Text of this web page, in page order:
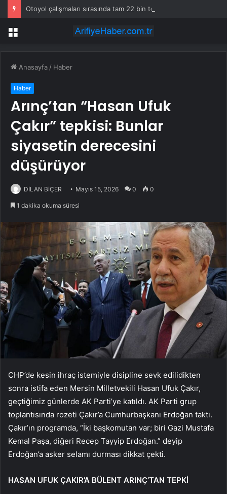
Otoyol çalışmaları sırasında tam 22 bin torba altın çıkarıldı
Menü
Anasayfa / Haber
Haber
Arınç’tan “Hasan Ufuk
Çakır” tepkisi: Bunlar
siyasetin derecesini
düşürüyor
DİLAN BİÇER Mayıs 15, 2026 0 0
1 dakika okuma süresi
CHP’de kesin ihraç istemiyle disipline sevk edilidikten
sonra istifa eden Mersin Milletvekili Hasan Ufuk Çakır,
geçtiğimiz günlerde AK Parti’ye katıldı. AK Parti grup
toplantısında rozeti Çakır’a Cumhurbaşkanı Erdoğan taktı.
Çakır’ın programda, “İki başkomutan var; biri Gazi Mustafa
Kemal Paşa, diğeri Recep Tayyip Erdoğan.” deyip
Erdoğan’a asker selamı durması dikkat çekti.
HASAN UFUK ÇAKIR’A BÜLENT ARINÇ’TAN TEPKİ